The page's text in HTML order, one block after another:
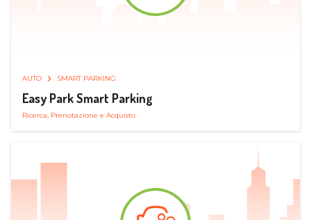
AUTO SMART PARKING
Easy Park Smart Parking
Ricerca, Prenotazione e Acquisto